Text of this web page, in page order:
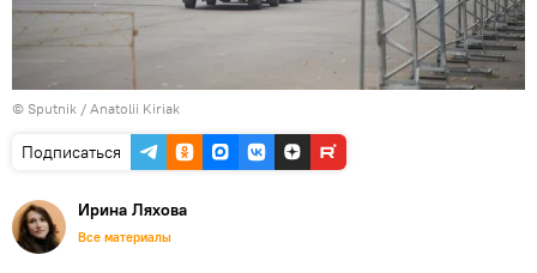
© Sputnik / Anatolii Kiriak
Подписаться
Ирина Ляхова
Все материалы